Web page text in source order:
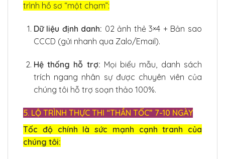
trình hồ sơ “một chạm”:
Dữ liệu định danh: 02 ảnh thẻ 3×4 + Bản sao
CCCD (gửi nhanh qua Zalo/Email).
Hệ thống hỗ trợ: Mọi biểu mẫu, danh sách
trích ngang nhân sự được chuyên viên của
chúng tôi hỗ trợ soạn thảo 100%.
5. LỘ TRÌNH THỰC THI “THẦN TỐC” 7-10 NGÀY
Tốc độ chính là sức mạnh cạnh tranh của
chúng tôi: